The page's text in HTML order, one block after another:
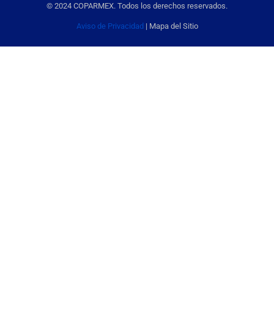
© 2024 COPARMEX. Todos los derechos reservados.
Aviso de Privacidad | Mapa del Sitio